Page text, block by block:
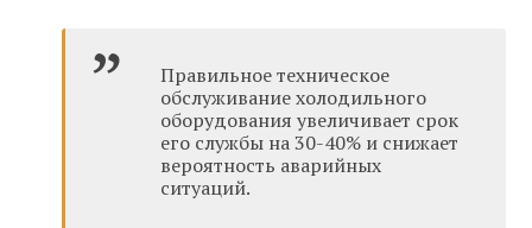
Правильное техническое
обслуживание холодильного
оборудования увеличивает срок
его службы на 30-40% и снижает
вероятность аварийных
ситуаций.